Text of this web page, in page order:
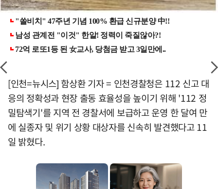
[인천=뉴시스] 함상환 기자 = 인천경찰청은 112 신고 대
응의 정확성과 현장 출동 효율성을 높이기 위해 '112 정
밀탐색기'를 지역 전 경찰서에 보급하고 운영 한 달여 만
에 실종자 및 위기 상황 대상자를 신속히 발견했다고 11
일 밝혔다.